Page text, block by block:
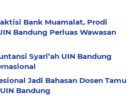
Bank Muamalat, Prodi
Bandung Perluas Wawasan
Syari’ah UIN Bandung
Jadi Bahasan Dosen Tamu
Bandung